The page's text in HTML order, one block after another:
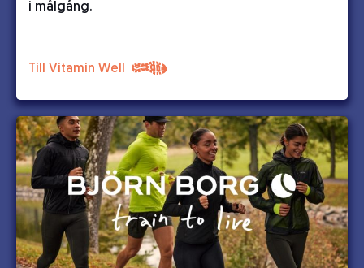
i målgång.
Till Vitamin Well